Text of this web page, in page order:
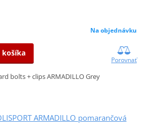
Na objednávku
košíka
Porovnať
bolts + clips ARMADILLO Grey
ARMADILLO pomarančová